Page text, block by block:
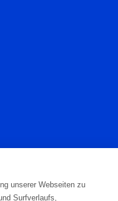
unserer Webseiten zu
Surfverlaufs,